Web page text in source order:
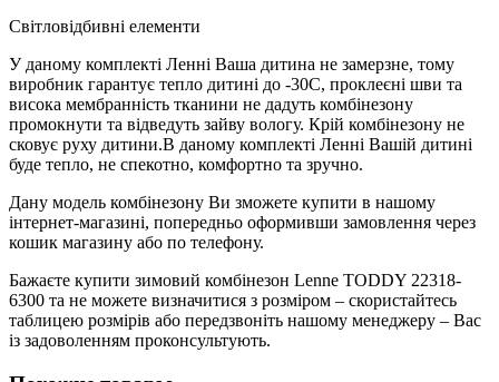
Світловідбивні елементи
У даному комплекті Ленні Ваша дитина не замерзне, тому
виробник гарантує тепло дитині до -30С, проклеєні шви та
висока мембранність тканини не дадуть комбінезону
промокнути та відведуть зайву вологу. Крій комбінезону не
сковує руху дитини.В даному комплекті Ленні Вашій дитині
буде тепло, не спекотно, комфортно та зручно.
Дану модель комбінезону Ви зможете купити в нашому
інтернет-магазині, попередньо оформивши замовлення через
кошик магазину або по телефону.
Бажаєте купити зимовий комбінезон Lenne TODDY 22318-
6300 та не можете визначитися з розміром – скористайтесь
таблицею розмірів або передзвоніть нашому менеджеру – Вас
із задоволенням проконсультують.